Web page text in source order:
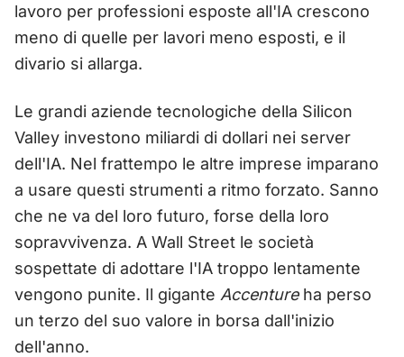
lavoro per professioni esposte all'IA crescono
meno di quelle per lavori meno esposti, e il
divario si allarga.
Le grandi aziende tecnologiche della Silicon
Valley investono miliardi di dollari nei server
dell'IA. Nel frattempo le altre imprese imparano
a usare questi strumenti a ritmo forzato. Sanno
che ne va del loro futuro, forse della loro
sopravvivenza. A Wall Street le società
sospettate di adottare l'IA troppo lentamente
vengono punite. Il gigante Accentureha perso
un terzo del suo valore in borsa dall'inizio
dell'anno.